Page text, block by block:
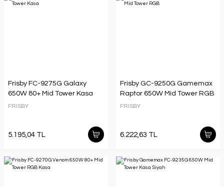
Frisby FC-9275G Galaxy
650W 80+ Mid Tower Kasa
FRISBY
5.195,04 TL
Frisby GC-9250G Gamemax
Raptor 650W Mid Tower RGB
FRISBY
6.222,63 TL